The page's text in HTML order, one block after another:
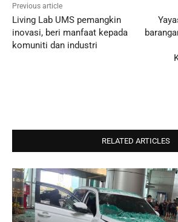
Previous article
Living Lab UMS pemangkin
inovasi, beri manfaat kepada
komuniti dan industri
RELATED ARTICLES